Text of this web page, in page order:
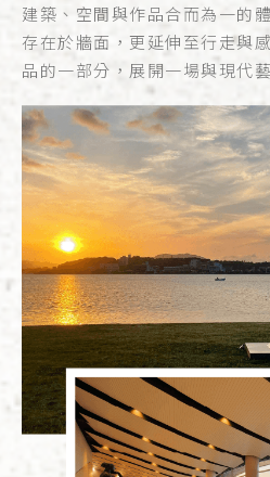
建築、空間與作品合而為一的
存在於牆面，更延伸至行走與
品的一部分，展開一場與現代